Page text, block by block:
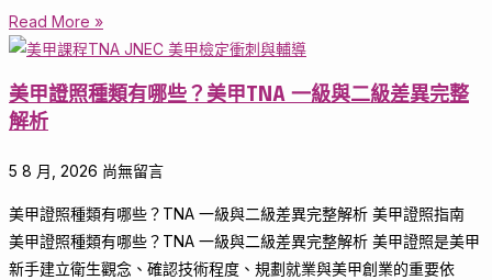
Read More »
美甲證照種類有哪些？美甲TNA 一級與二級差異完整
解析
5 8 月, 2026 尚無留言
美甲證照種類有哪些？TNA 一級與二級差異完整解析 美甲證照指南
美甲證照種類有哪些？TNA 一級與二級差異完整解析 美甲證照是美甲
新手建立衛生觀念、確認技術程度、規劃就業與美甲創業的重要依